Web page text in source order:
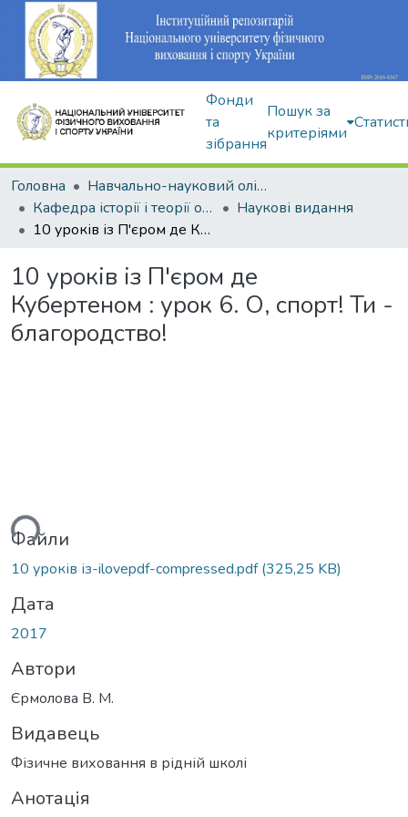
Фонди
та
зібрання
Пошук за
критеріями
Головна
Навчально-науковий олімпійський інститут
Кафедра історії і теорії олімпійського спорту
Наукові видання
10 уроків із П'єром де Кубертеном : урок 6. О, спорт! Ти - благородство!
10 уроків із П'єром де
Кубертеном : урок 6. О, спорт! Ти -
благородство!
Файли
10 уроків із-ilovepdf-compressed.pdf(325,25 KB)
Дата
2017
Автори
Єрмолова В. М.
Видавець
Фізичне виховання в рідній школі
Анотація